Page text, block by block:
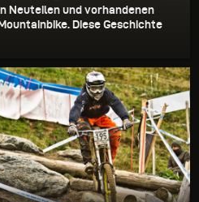
Neuteilen und vorhandenen
Diese Geschichte